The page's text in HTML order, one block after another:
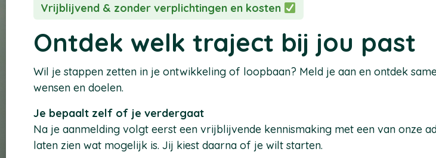
Vrijblijvend & zonder verplichtingen en kosten
Ontdek welk traject bij jou past
Wil je stappen zetten in je ontwikkeling of loopbaan? Meld je aan en ontdek
wensen en doelen.
Je bepaalt zelf of je verdergaat
Na je aanmelding volgt eerst een vrijblijvende kennismaking met een van onze
laten zien wat mogelijk is. Jij kiest daarna of je wilt starten.